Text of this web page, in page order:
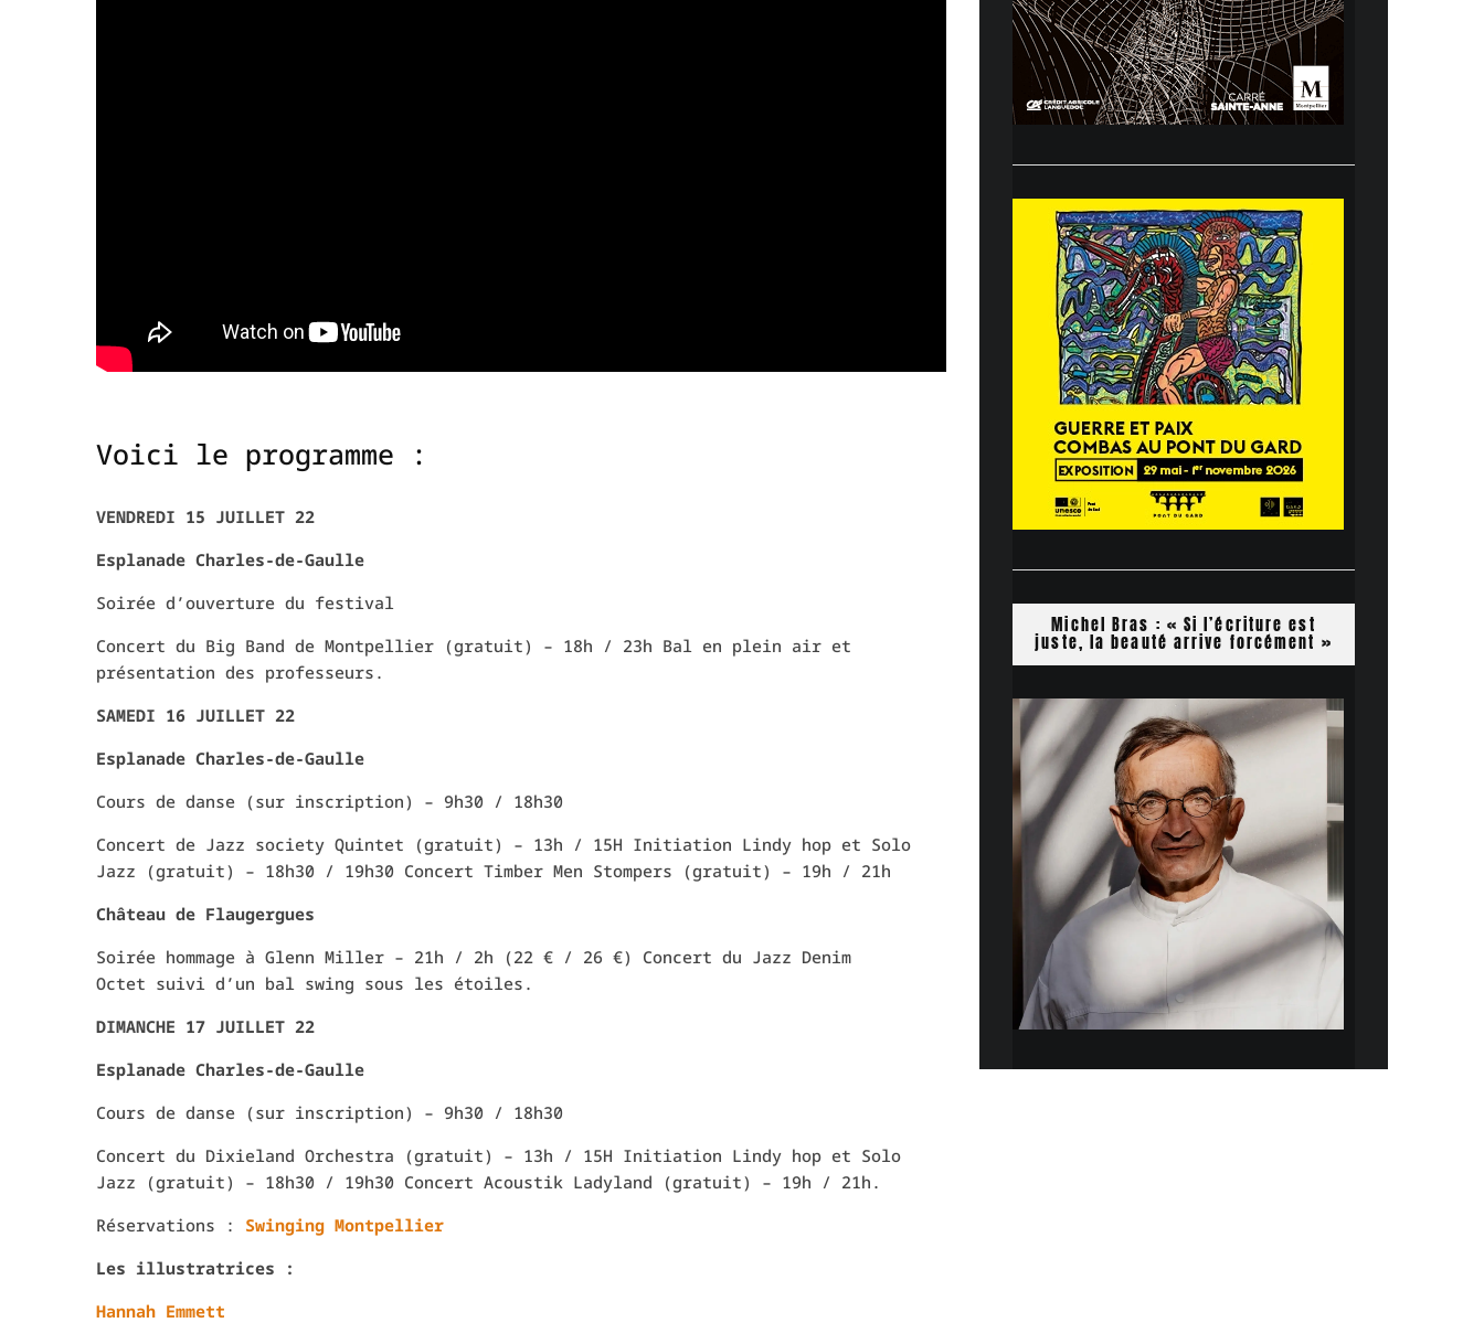
Voici le programme :
VENDREDI 15 JUILLET 22
Esplanade Charles-de-Gaulle
Soirée d’ouverture du festival
Concert du Big Band de Montpellier (gratuit) – 18h / 23h Bal en plein air et
présentation des professeurs.
SAMEDI 16 JUILLET 22
Esplanade Charles-de-Gaulle
Cours de danse (sur inscription) – 9h30 / 18h30
Concert de Jazz society Quintet (gratuit) – 13h / 15H Initiation Lindy hop et Solo
Jazz (gratuit) – 18h30 / 19h30 Concert Timber Men Stompers (gratuit) – 19h / 21h
Château de Flaugergues
Soirée hommage à Glenn Miller – 21h / 2h (22 € / 26 €) Concert du Jazz Denim
Octet suivi d’un bal swing sous les étoiles.
DIMANCHE 17 JUILLET 22
Esplanade Charles-de-Gaulle
Cours de danse (sur inscription) – 9h30 / 18h30
Concert du Dixieland Orchestra (gratuit) – 13h / 15H Initiation Lindy hop et Solo
Jazz (gratuit) – 18h30 / 19h30 Concert Acoustik Ladyland (gratuit) – 19h / 21h.
Réservations :
Swinging Montpellier
Les illustratrices :
Hannah Emmett
Michel Bras : « Si l’écriture est
juste, la beauté arrive forcément »